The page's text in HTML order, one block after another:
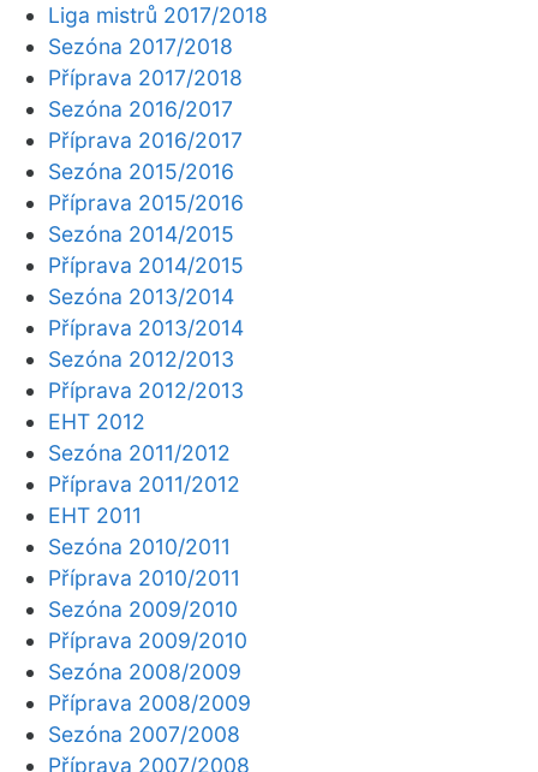
Liga mistrů 2017/2018
Sezóna 2017/2018
Příprava 2017/2018
Sezóna 2016/2017
Příprava 2016/2017
Sezóna 2015/2016
Příprava 2015/2016
Sezóna 2014/2015
Příprava 2014/2015
Sezóna 2013/2014
Příprava 2013/2014
Sezóna 2012/2013
Příprava 2012/2013
EHT 2012
Sezóna 2011/2012
Příprava 2011/2012
EHT 2011
Sezóna 2010/2011
Příprava 2010/2011
Sezóna 2009/2010
Příprava 2009/2010
Sezóna 2008/2009
Příprava 2008/2009
Sezóna 2007/2008
Příprava 2007/2008